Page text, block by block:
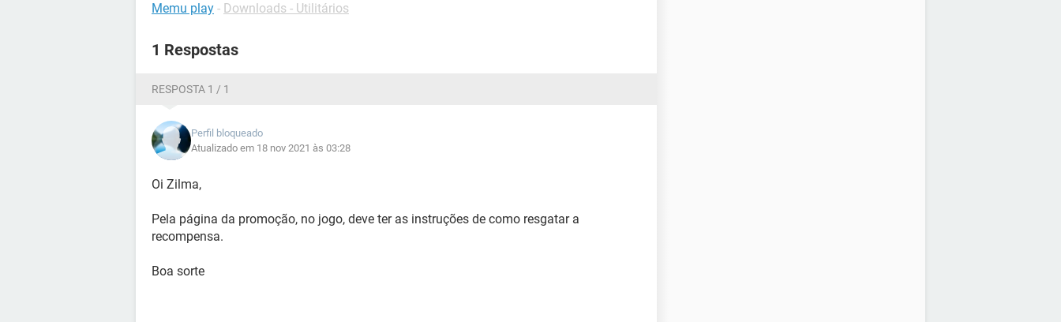
Memu play - Downloads - Utilitários
1 Respostas
RESPOSTA 1 / 1
Perfil bloqueado
Atualizado em 18 nov 2021 às 03:28
Oi Zilma,
Pela página da promoção, no jogo, deve ter as instruções de como resgatar a
recompensa.
Boa sorte